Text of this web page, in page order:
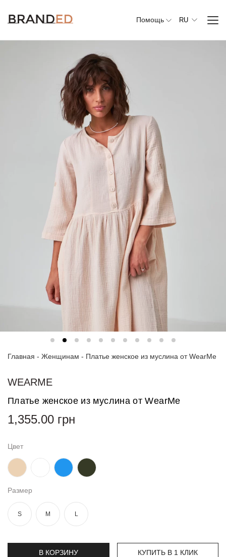
Помощь RU
Комплекты и
Спортивные
свитшоты
костюмы
Футболки
брюки
Топы
и
боди
Нижнее
белье
Женские
сумочки
Главная - Женщинам - Платье женское из муслина от WearMe
WEARME
Платье женское из муслина от WearMe
1,355.00 грн
Цвет
Размер
S M L
В КОРЗИНУ КУПИТЬ В 1 КЛИК